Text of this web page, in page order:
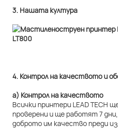
3. Нашата култура
4. Контрол на качеството и
а) Контрол на качеството
Всички принтери LEAD TECH
проверени и ще работят 7
доброто им качество преди